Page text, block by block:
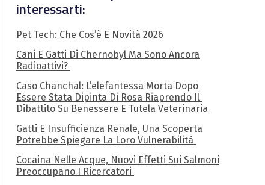
interessarti:
Pet Tech: Che Cos’è E Novità 2026
Cani E Gatti Di Chernobyl Ma Sono Ancora
Radioattivi?
Caso Chanchal: L’elefantessa Morta Dopo
Essere Stata Dipinta Di Rosa Riaprendo Il
Dibattito Su Benessere E Tutela Veterinaria
Gatti E Insufficienza Renale, Una Scoperta
Potrebbe Spiegare La Loro Vulnerabilità
Cocaina Nelle Acque, Nuovi Effetti Sui Salmoni
Preoccupano I Ricercatori